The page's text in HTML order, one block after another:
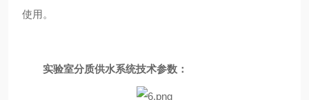
使用。
实验室分质供水系统技术参数：